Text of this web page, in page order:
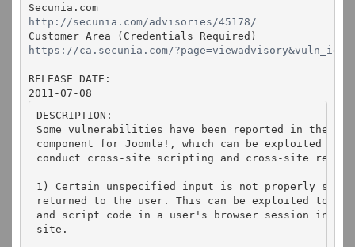
Secunia.com
http://secunia.com/advisories/45178/
https://ca.secunia.com/
RELEASE DATE:
2011-07-08
DESCRIPTION:
Some vulnerabilities have been reported in the
component for Joomla!, which can be exploited by
conduct cross-site scripting and cross-site
1) Certain unspecified input is not properly
returned to the user. This can be exploited to
and script code in a user's browser session in
site.